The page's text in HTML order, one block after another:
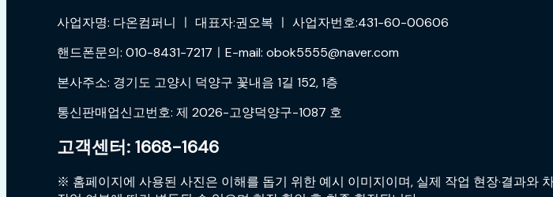
사업자명: 다온컴퍼니 ㅣ 대표자:권오복 ㅣ 사업자번호:431-60-00606
핸드폰문의: 010-8431-7217ㅣE-mail: obok5555@naver.com
본사주소: 경기도 고양시 덕양구 꽃내음 1길 152, 1층
통신판매업신고번호: 제 2026-고양덕양구-1087 호
고객센터: 1668-1646
※ 홈페이지에 사용된 사진은 이해를 돕기 위한 예시 이미지이며, 실제 작업 현장·결과와